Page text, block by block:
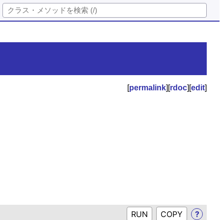
[permalink][rdoc][edit]
RUN ?